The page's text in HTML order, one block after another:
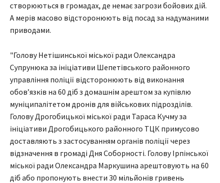
створюються в громадах, де немає загрози бойових дій.
А мерів масово відсторонюють від посад за надуманими
приводами.
"Голову Нетішинської міської ради Олександра
Супрунюка за ініціативи Шепетівського районного
управління поліції відсторонюють від виконання
обов’язків на 60 діб з домашнім арештом за купівлю
муніципалітетом дронів для військових підрозділів.
Голову Дрогобицької міської ради Тараса Кучму за
ініціативи Дрогобицького районного ТЦК примусово
доставляють з застосуванням органів поліції через
відзначення в громаді Дня Соборності. Голову Ірпінської
міської ради Олександра Маркушина арештовують на 60
діб або пропонують внести 30 мільйонів гривень